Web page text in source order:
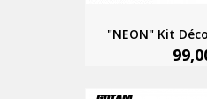
"NEON" Kit